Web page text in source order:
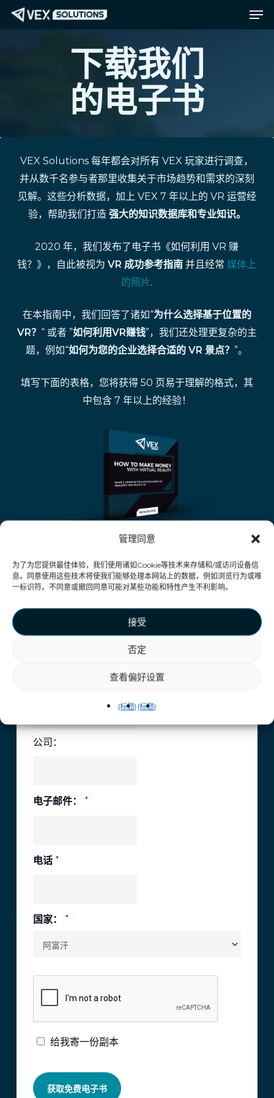
管理同意
为了为您提供最佳体验，我们使用诸如Cookie等技术来存储和/或访问设备信
息。同意使用这些技术将使我们能够处理本网站上的数据，例如浏览行为或唯
一标识符。不同意或撤回同意可能对某些功能和特性产生不利影响。
接受
否定
查看偏好设置
{标题}{标题}
菜单
下载我们
的电子书
VEX Solutions 每年都会对所有 VEX 玩家进行调查，
并从数千名参与者那里收集关于市场趋势和需求的深刻
见解。这些分析数据，加上 VEX 7 年以上的 VR 运营经
验，帮助我们打造 强大的知识数据库和专业知识。
2020 年，我们发布了电子书《如何利用 VR 赚
钱？》，自此被视为VR 成功参考指南 并且经常 媒体上
的照片.
在本指南中，我们回答了诸如“为什么选择基于位置的
VR？ “ 或者 ”如何利用VR赚钱”，我们还处理更复杂的主
题，例如“如何为您的企业选择合适的 VR 景点？ ”。
填写下面的表格，您将获得 50 页易于理解的格式，其
中包含 7 年以上的经验！
公司：
电子邮件： *
电话 *
国家： *
给我寄一份副本
Menu